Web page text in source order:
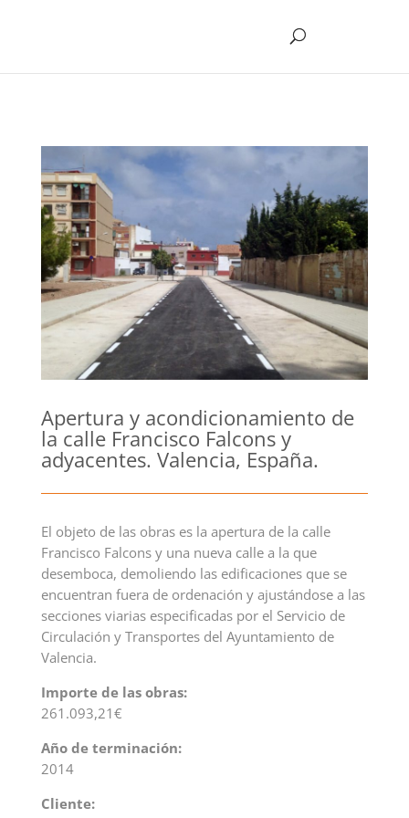
Apertura y acondicionamiento de
la calle Francisco Falcons y
adyacentes. Valencia, España.
El objeto de las obras es la apertura de la calle
Francisco Falcons y una nueva calle a la que
desemboca, demoliendo las edificaciones que se
encuentran fuera de ordenación y ajustándose a las
secciones viarias especificadas por el Servicio de
Circulación y Transportes del Ayuntamiento de
Valencia.
Importe de las obras:
261.093,21€
Año de terminación:
2014
Cliente: